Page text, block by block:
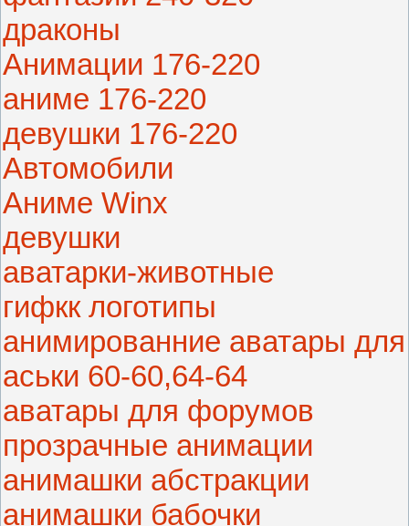
драконы
Анимации 176-220
аниме 176-220
девушки 176-220
Автомобили
Аниме Winx
девушки
аватарки-животные
гифкк логотипы
анимированние аватары для
аськи 60-60,64-64
аватары для форумов
прозрачные анимации
анимашки абстракции
анимашки бабочки